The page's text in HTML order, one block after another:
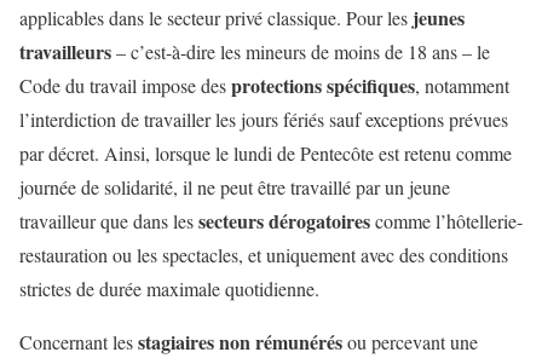
applicables dans le secteur privé classique. Pour les jeunes
travailleurs– c’est-à-dire les mineurs de moins de 18 ans – le
Code du travail impose desprotections spécifiques, notamment
l’interdiction de travailler les jours fériés sauf exceptions prévues
par décret. Ainsi, lorsque le lundi de Pentecôte est retenu comme
journée de solidarité, il ne peut être travaillé par un jeune
travailleur que dans lessecteurs dérogatoirescomme l’hôtellerie-
restauration ou les spectacles, et uniquement avec des conditions
strictes de durée maximale quotidienne.
Concernant lesstagiaires non rémunérésou percevant une